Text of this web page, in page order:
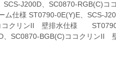
J200D、SC0870-RGB(C)コ
様 ST0790-0E(Y)E、SCS-
コクリンII 壁排水仕様
BGB(C)ココクリンII